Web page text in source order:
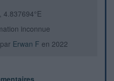
4.837694°E
inconnue
Erwan F en 2022